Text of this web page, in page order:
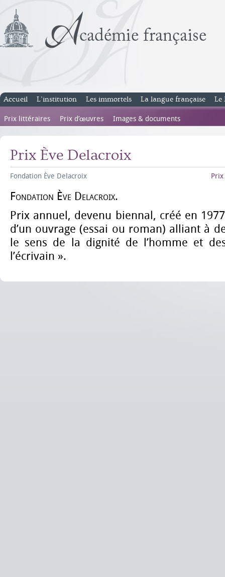
Accueil L’institution Les immortels La langue française Le
Prix littéraires Prix d’œuvres Images & documents
Prix Ève Delacroix
Fondation Ève Delacroix
Fondation Ève Delacroix.
Prix annuel, devenu biennal, créé en
d’un ouvrage (essai ou roman) alliant à
le sens de la dignité de l’homme et
l’écrivain ».